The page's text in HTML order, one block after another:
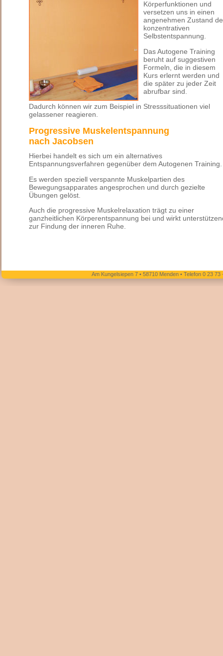
Körperfunktionen und
versetzen uns in einen
angenehmen Zustand
konzentrativen
Selbstentspannung.
Das Autogene Training
beruht auf suggestiven
Formeln, die in diesem
Kurs erlernt werden und
die später zu jeder Zeit
abrufbar sind.
Dadurch können wir zum Beispiel in Stresssituationen viel
gelassener reagieren.
Progressive Muskelentspannung
nach Jacobsen
Hierbei handelt es sich um ein alternatives
Entspannungsverfahren gegenüber dem Autogenen Training.
Es werden speziell verspannte Muskelpartien des
Bewegungsapparates angesprochen und durch gezielte
Übungen gelöst.
Auch die progressive Muskelrelaxation trägt zu einer
ganzheitlichen Körperentspannung bei und wirkt
zur Findung der inneren Ruhe.
Am Kungelsiepen 7 • 58710 Menden • Telefon 0 23 73